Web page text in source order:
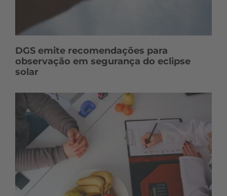
DGS emite recomendações para
observação em segurança do eclipse
solar